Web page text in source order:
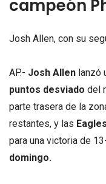
campeón
Josh Allen, con su
AP.- Josh Allen lanzó
puntos desviado del
parte trasera de la
restantes, y las
para una victoria de
domingo.